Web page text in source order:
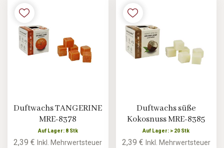
Duftwachs TANGERINE
MRE-8378
Auf Lager: 8 Stk
2,39 €Inkl. Mehrwertsteuer
Duftwachs süße
Kokosnuss MRE-8385
Auf Lager: > 20 Stk
2,39 € Inkl. Mehrwertsteuer